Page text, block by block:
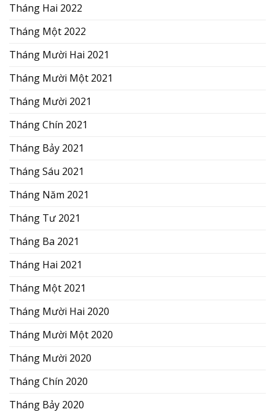
Tháng Hai 2022
Tháng Một 2022
Tháng Mười Hai 2021
Tháng Mười Một 2021
Tháng Mười 2021
Tháng Chín 2021
Tháng Bảy 2021
Tháng Sáu 2021
Tháng Năm 2021
Tháng Tư 2021
Tháng Ba 2021
Tháng Hai 2021
Tháng Một 2021
Tháng Mười Hai 2020
Tháng Mười Một 2020
Tháng Mười 2020
Tháng Chín 2020
Tháng Bảy 2020